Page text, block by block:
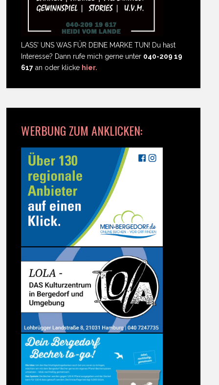
LASS' UNS WAS FÜR DEINE MARKE TUN! Du hast
Interesse? Dann rufe mich gerne unter 040-209 19
617 an oder klicke hier.
WERBUNG ZUM ANKLICKEN: